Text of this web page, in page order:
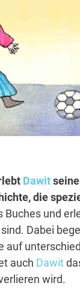
Dawit
die
Buches und
Dabei
auf
auch Dawit
wird.